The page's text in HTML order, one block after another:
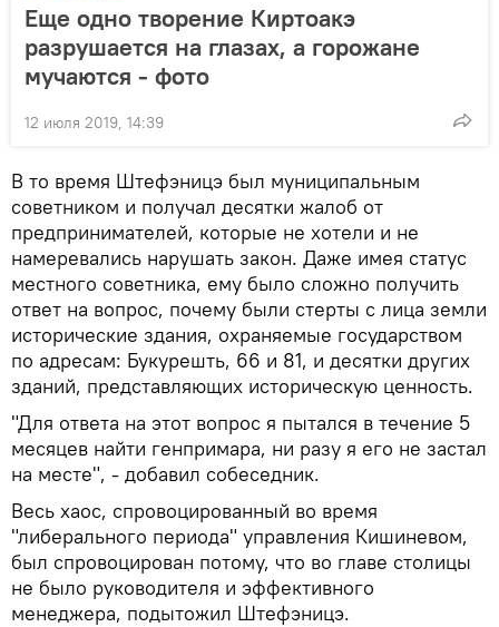
Еще одно творение Киртоакэ
разрушается на глазах, а горожане
мучаются - фото
12 июля 2019, 14:39
В то время Штефэницэ был муниципальным
советником и получал десятки жалоб от
предпринимателей, которые не хотели и не
намеревались нарушать закон. Даже имея статус
местного советника, ему было сложно получить
ответ на вопрос, почему были стерты с лица земли
исторические здания, охраняемые государством
по адресам: Букурешть, 66 и 81, и десятки других
зданий, представляющих историческую ценность.
"Для ответа на этот вопрос я пытался в течение 5
месяцев найти генпримара, ни разу я его не застал
на месте", - добавил собеседник.
Весь хаос, спровоцированный во время
"либерального периода" управления Кишиневом,
был спровоцирован потому, что во главе столицы
не было руководителя и эффективного
менеджера, подытожил Штефэницэ.